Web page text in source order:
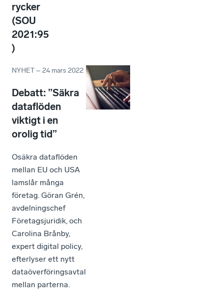
rycker
(SOU
2021:95
)
NYHET –24 mars 2022
Debatt: ”Säkra
dataflöden
viktigt i en
orolig tid”
Osäkra dataflöden
mellan EU och USA
lamslår många
företag. Göran Grén,
avdelningschef
Företagsjuridik, och
Carolina Brånby,
expert digital policy,
efterlyser ett nytt
dataöverföringsavtal
mellan parterna.